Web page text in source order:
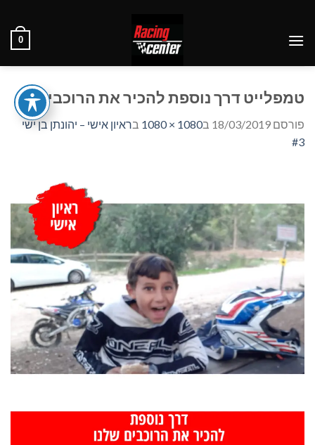
content
0
טמפלייט דרך נוספת להכיר את הרוכבים
פורסם 18/03/2019 ב1080 × 1080 בראיון אישי – יהונתן בן ישי
#3